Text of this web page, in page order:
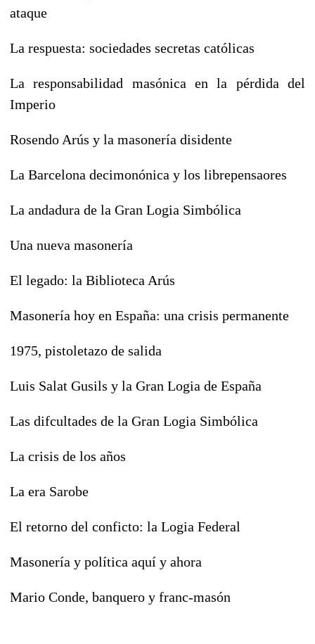
ataque
La respuesta: sociedades secretas católicas
La responsabilidad masónica en la pérdida del
Imperio
Rosendo Arús y la masonería disidente
La Barcelona decimonónica y los librepensaores
La andadura de la Gran Logia Simbólica
Una nueva masonería
El legado: la Biblioteca Arús
Masonería hoy en España: una crisis permanente
1975, pistoletazo de salida
Luis Salat Gusils y la Gran Logia de España
Las difcultades de la Gran Logia Simbólica
La crisis de los años
La era Sarobe
El retorno del conficto: la Logia Federal
Masonería y política aquí y ahora
Mario Conde, banquero y franc-masón